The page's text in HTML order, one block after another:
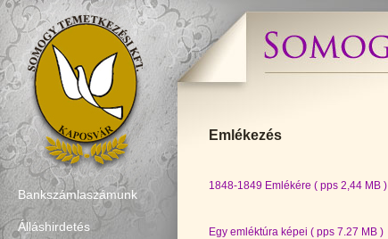
Bankszámlaszámunk
Álláshirdetés
Emlékezés
1848-1849 Emlékére ( pps 2,44 MB )
Egy emléktúra képei ( pps 7.27 MB )